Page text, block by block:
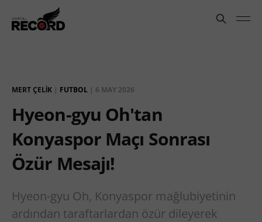
MERT ÇELIK | FUTBOL | 6 MAY 2026
Hyeon-gyu Oh'tan
Konyaspor Maçı Sonrası
Özür Mesajı!
Hyeon-gyu Oh, Konyaspor mağlubiyetinin
ardından taraftarlardan özür dileyerek